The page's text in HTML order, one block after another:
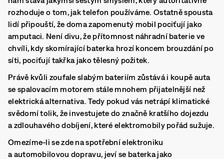
rozhoduje o tom, jak telefon používáme. Ostatně spousta
lidí připouští, že doma zapomenutý mobil pociťují jako
amputaci. Není divu, že přítomnost náhradní baterie ve
chvíli, kdy skomírající baterka hrozí koncem brouzdání po
síti, pociťují takřka jako tělesný požitek.
Právě kvůli zoufale slabým bateriím zůstává i koupě auta
se spalovacím motorem stále mnohem přijatelnější než
elektrická alternativa. Tedy pokud vás netrápí klimatické
svědomí tolik, že investujete do značně kratšího dojezdu
a zdlouhavého dobíjení, které elektromobily pořád sužuje.
Omezíme-li se zde na spotřební elektroniku
a automobilovou dopravu, jeví se baterka jako